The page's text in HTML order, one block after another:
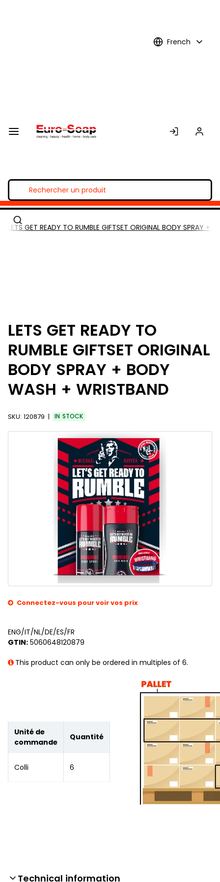
French
LETS GET READY TO RUMBLE GIFTSET ORIGINAL BODY SPRAY +
LETS GET READY TO
RUMBLE GIFTSET ORIGINAL
BODY SPRAY + BODY
WASH + WRISTBAND
SKU: 120879 IN STOCK
Connectez-vous pour voir vos prix
ENG/IT/NL/DE/ES/FR
GTIN: 5060648120879
This product can only be ordered in multiples of 6.
Unité de
commande
Quantité
Colli 6
Technical information